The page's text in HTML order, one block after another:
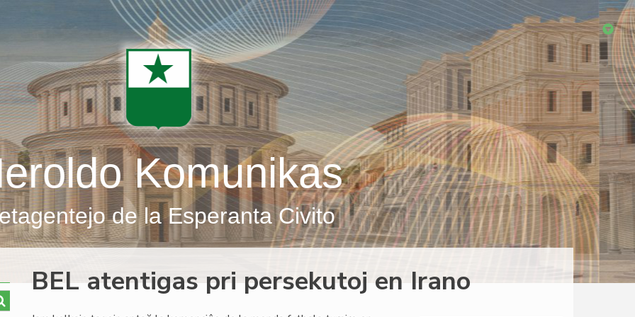
Komunikas
de la Esperanta Civito
BEL atentigas pri persekutoj en Irano